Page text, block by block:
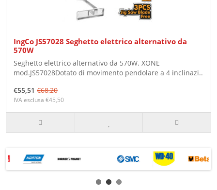
IngCo JS57028 Seghetto elettrico alternativo da
570W
Seghetto elettrico alternativo da 570W. XONE
mod.JS57028Dotato di movimento pendolare a 4 inclinazi..
€55,51 €68,20
IVA esclusa €45,50